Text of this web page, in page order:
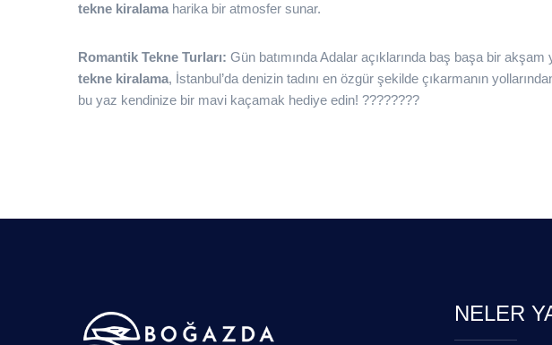
tekne kiralama harika bir atmosfer sunar.
Romantik Tekne Turları: Gün batımında Adalar açıklarında baş başa bir akşam
tekne kiralama, İstanbul’da denizin tadını en özgür şekilde çıkarmanın
bu yaz kendinize bir mavi kaçamak hediye edin! ????????
NELER